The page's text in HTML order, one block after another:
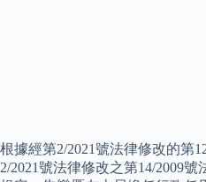
根據經第2/2021號法律修改的第
2/2021號法律修改之第14/2009